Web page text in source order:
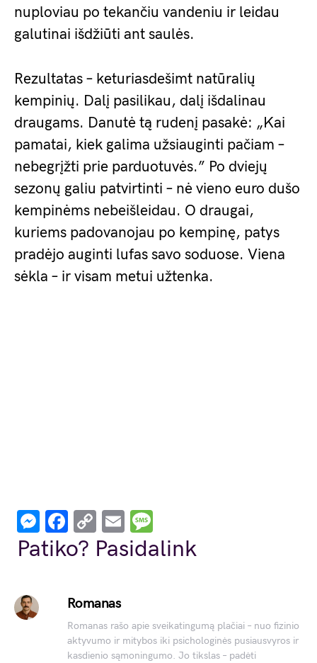
nuploviau po tekančiu vandeniu ir leidau
galutinai išdžiūti ant saulės.
Rezultatas – keturiasdešimt natūralių
kempinių. Dalį pasilikau, dalį išdalinau
draugams. Danutė tą rudenį pasakė: „Kai
pamatai, kiek galima užsiauginti pačiam –
nebegrįžti prie parduotuvės.” Po dviejų
sezonų galiu patvirtinti – nė vieno euro dušo
kempinėms nebeišleidau. O draugai,
kuriems padovanojau po kempinę, patys
pradėjo auginti lufas savo soduose. Viena
sėkla – ir visam metui užtenka.
Messenger
Facebook
Copy
Link
Email
Patiko? Pasidalink
Romanas
Romanas rašo apie sveikatingumą plačiai – nuo fizinio
aktyvumo ir mitybos iki psichologinės pusiausvyros ir
kasdienio sąmoningumo. Jo tikslas – padėti